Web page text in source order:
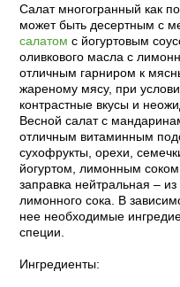
Салат многогранный как
может быть десертным с
салатом с йогуртовым
оливкового масла с
отличным гарниром к
жареному мясу, при
контрастные вкусы и
Весной салат с
отличным витаминным
сухофрукты, орехи,
йогуртом, лимонным
заправка нейтральная –
лимонного сока. В
нее необходимые
специи.
Ингредиенты: